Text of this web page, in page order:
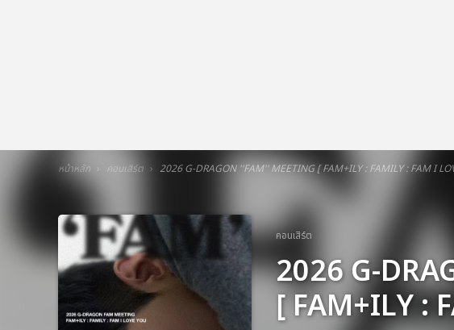
หน้าหลัก คอนเสิร์ต 2026 G-DRAGON ''FAM'' MEETING [ FAM+ILY : FAMILY : FAM I
คอนเสิร์ต
2026 G-
[ FAM+ILY :